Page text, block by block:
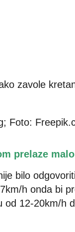
zavole
prelaze
bilo
h onda bi
od 12-20km/h